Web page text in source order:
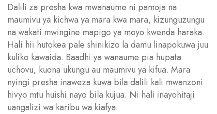
Dalili za presha kwa mwanaume ni pamoja na
maumivu ya kichwa ya mara kwa mara, kizunguzungu
na wakati mwingine mapigo ya moyo kwenda haraka.
Hali hii hutokea pale shinikizo la damu linapokuwa juu
kuliko kawaida. Baadhi ya wanaume pia hupata
uchovu, kuona ukungu au maumivu ya kifua. Mara
nyingi presha inaweza kuwa bila dalili kali mwanzoni
hivyo mtu huishi nayo bila kujua. Ni hali inayohitaji
uangalizi wa karibu wa kiafya.